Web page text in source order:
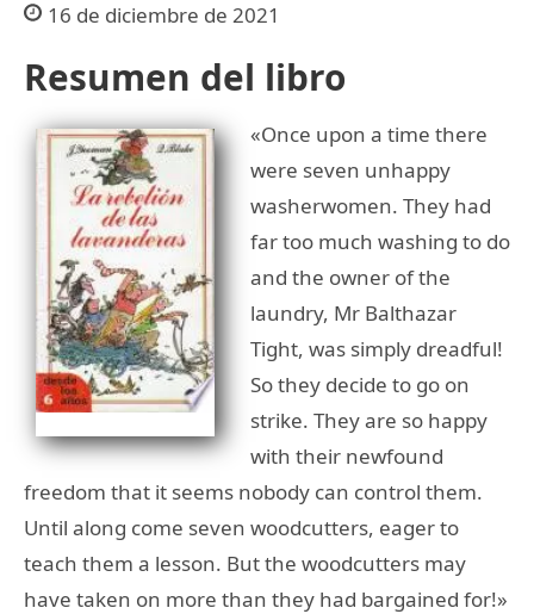
16 de diciembre de 2021
Resumen del libro
«Once upon a time there
were seven unhappy
washerwomen. They had
far too much washing to do
and the owner of the
laundry, Mr Balthazar
Tight, was simply dreadful!
So they decide to go on
strike. They are so happy
with their newfound
freedom that it seems nobody can control them.
Until along come seven woodcutters, eager to
teach them a lesson. But the woodcutters may
have taken on more than they had bargained for!»